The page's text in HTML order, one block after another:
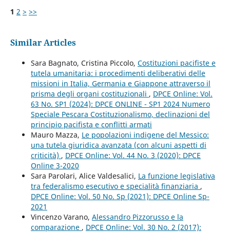
1 2 > >>
Similar Articles
Sara Bagnato, Cristina Piccolo, Costituzioni pacifiste e
tutela umanitaria: i procedimenti deliberativi delle
missioni in Italia, Germania e Giappone attraverso il
prisma degli organi costituzionali , DPCE Online: Vol.
63 No. SP1 (2024): DPCE ONLINE - SP1 2024 Numero
Speciale Pescara Costituzionalismo, declinazioni del
principio pacifista e conflitti armati
Mauro Mazza, Le popolazioni indigene del Messico:
una tutela giuridica avanzata (con alcuni aspetti di
criticità) , DPCE Online: Vol. 44 No. 3 (2020): DPCE
Online 3-2020
Sara Parolari, Alice Valdesalici, La funzione legislativa
tra federalismo esecutivo e specialità finanziaria ,
DPCE Online: Vol. 50 No. Sp (2021): DPCE Online Sp-
2021
Vincenzo Varano, Alessandro Pizzorusso e la
comparazione , DPCE Online: Vol. 30 No. 2 (2017):